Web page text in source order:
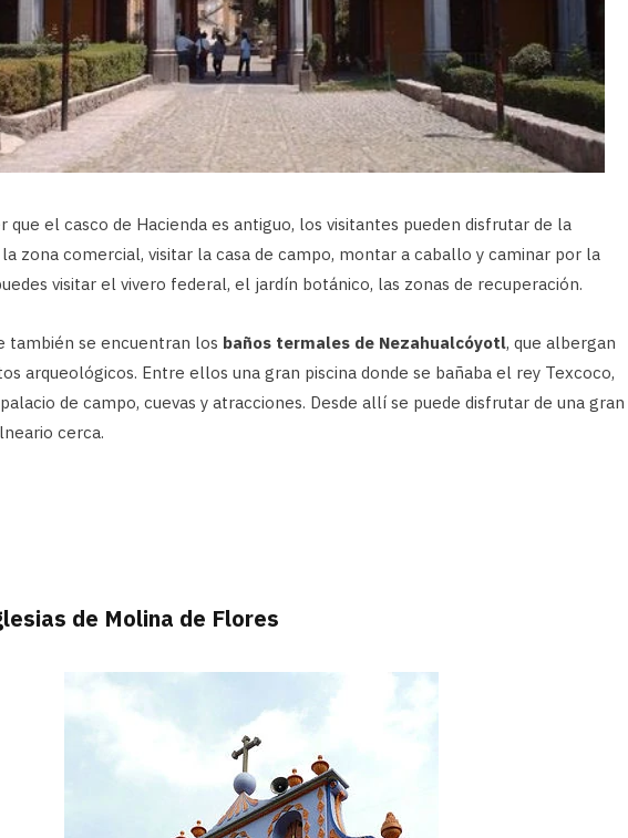
que el casco de Hacienda es antiguo, los visitantes pueden disfrutar de la
zona comercial, visitar la casa de campo, montar a caballo y caminar por la
visitar el vivero federal, el jardín botánico, las zonas de recuperación.
también se encuentran los baños termales de Nezahualcóyotl, que albergan
arqueológicos. Entre ellos una gran piscina donde se bañaba el rey Texcoco,
de campo, cuevas y atracciones. Desde allí se puede disfrutar de una gran
cerca.
de Molina de Flores